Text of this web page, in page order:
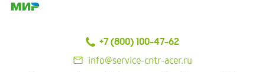
+7 (800) 100-47-62
info@service-cntr-acer.ru